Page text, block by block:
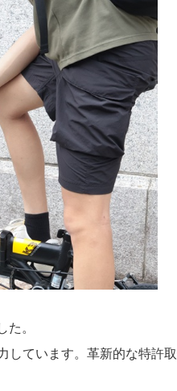
。
ています。革新的な特許